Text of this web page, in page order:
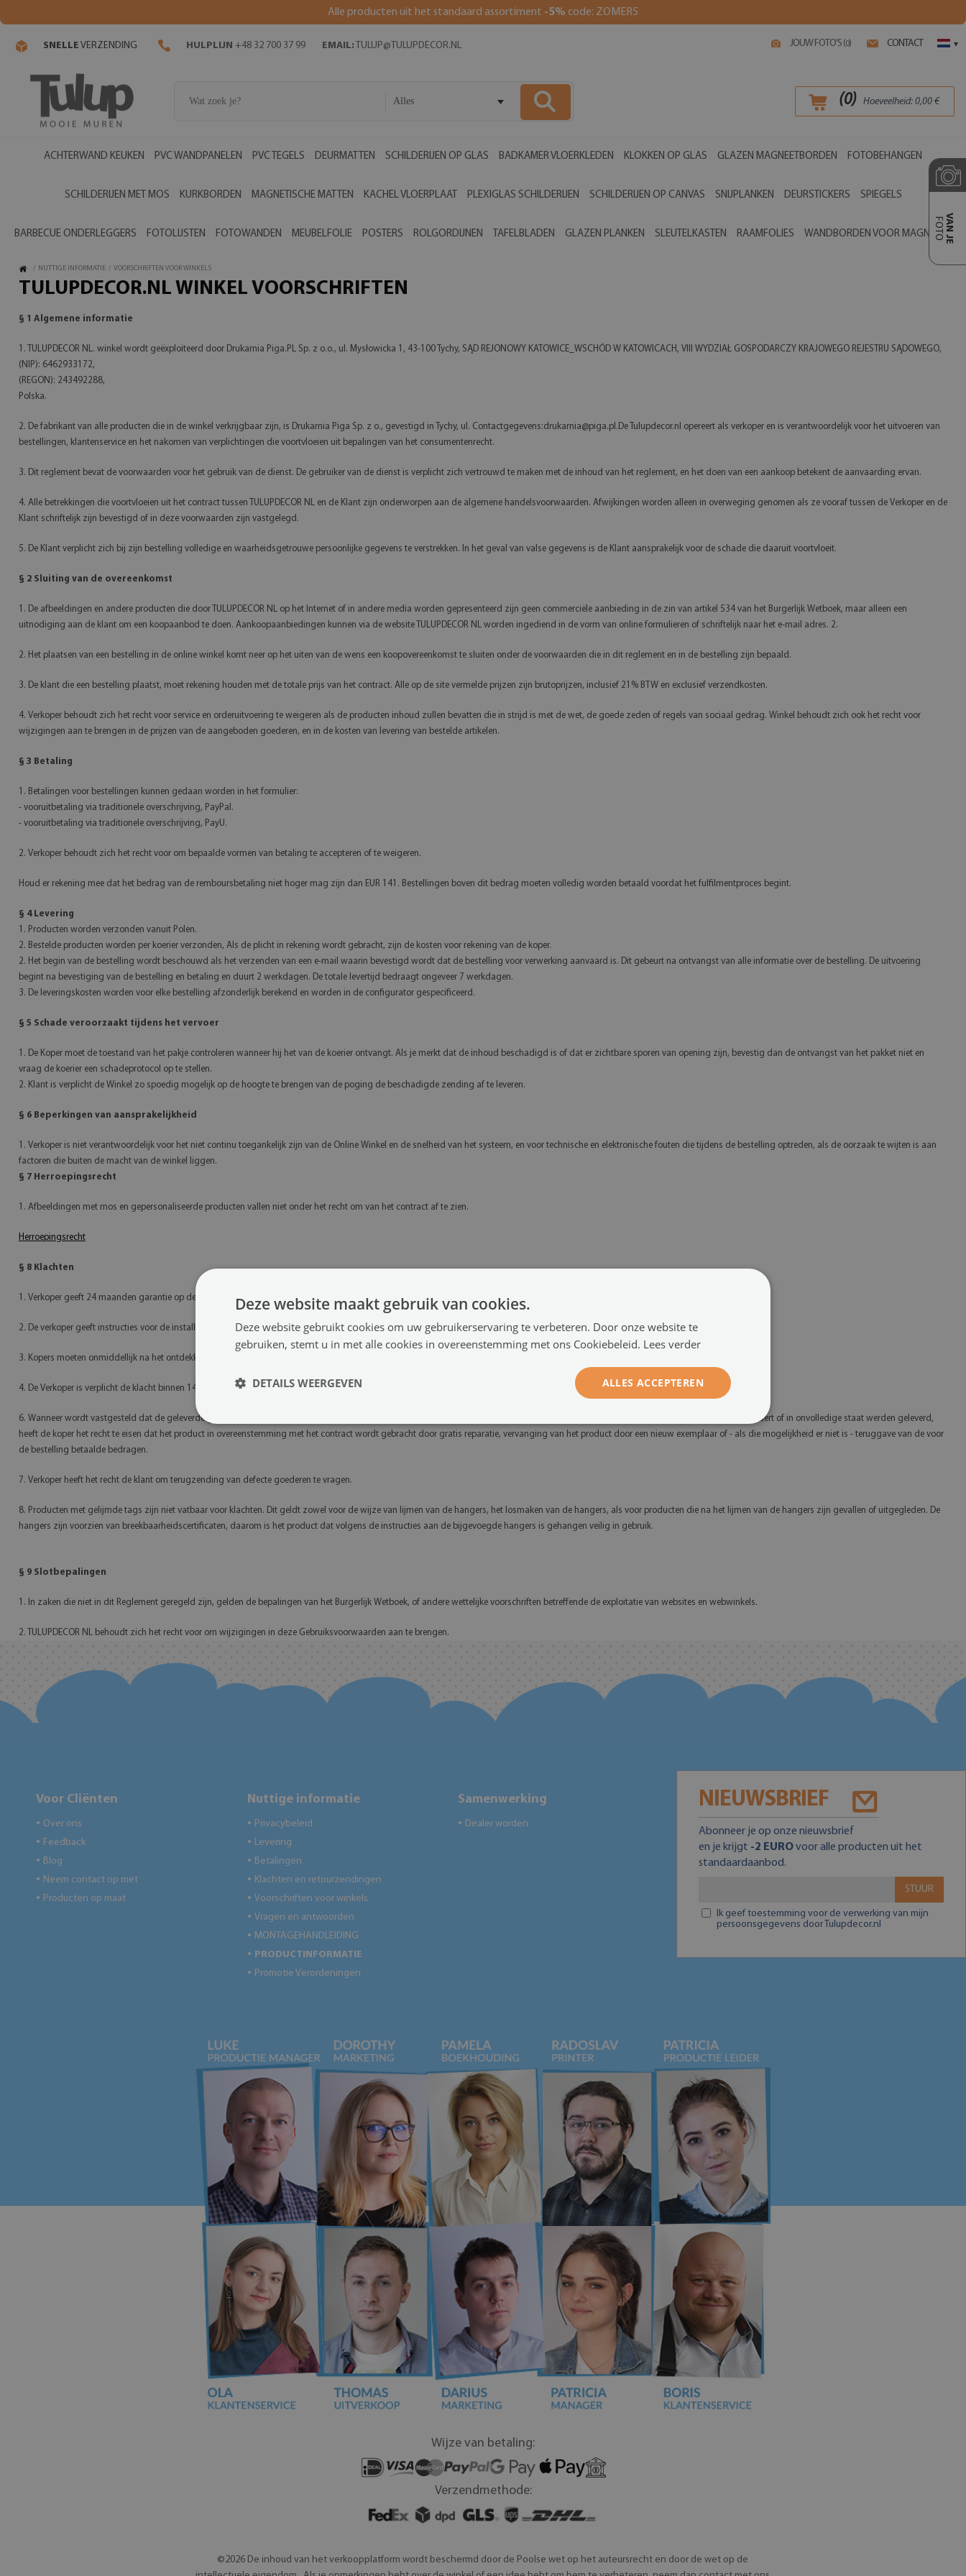
Alle producten uit het standaard assortiment -5% code: ZOMER5
JOUW FOTO'S (0) CONTACT ▾
SNELLE VERZENDING HULPLIJN +48 32 700 37 99 EMAIL: TULUP@TULUPDECOR.NL
Alles (0) Hoeveelheid: 0,00 €
ACHTERWAND KEUKEN PVC WANDPANELEN PVC TEGELS DEURMATTEN SCHILDERIJEN OP GLAS BADKAMER VLOERKLEDEN KLOKKEN OP GLAS GLAZEN MAGNEETBORDEN FOTOBEHANGEN
SCHILDERIJEN MET MOS KURKBORDEN MAGNETISCHE MATTEN KACHEL VLOERPLAAT PLEXIGLAS SCHILDERIJEN SCHILDERIJEN OP CANVAS SNIJPLANKEN DEURSTICKERS SPIEGELS
BARBECUE ONDERLEGGERS FOTOLIJSTEN FOTOWANDEN MEUBELFOLIE POSTERS ROLGORDIJNEN TAFELBLADEN GLAZEN PLANKEN SLEUTELKASTEN RAAMFOLIES WANDBORDEN VOOR MAGNETEN
VAN JE
FOTO
/ NUTTIGE INFORMATIE / VOORSCHRIFTEN VOOR WINKELS
TULUPDECOR.NL WINKEL VOORSCHRIFTEN
§ 1 Algemene informatie
1. TULUPDECOR NL. winkel wordt geëxploiteerd door Drukarnia Piga.PL Sp. z o.o., ul. Mysłowicka 1, 43-100 Tychy, SĄD REJONOWY KATOWICE_WSCHÓD W KATOWICACH, VIII WYDZIAŁ GOSPODARCZY KRAJOWEGO REJESTRU SĄDOWEGO,
(NIP): 6462933172,
(REGON): 243492288,
Polska.
2. De fabrikant van alle producten die in de winkel verkrijgbaar zijn, is Drukarnia Piga Sp. z o., gevestigd in Tychy, ul. Contactgegevens:drukarnia@piga.pl.De Tulupdecor.nl opereert als verkoper en is verantwoordelijk voor het uitvoeren van
bestellingen, klantenservice en het nakomen van verplichtingen die voortvloeien uit bepalingen van het consumentenrecht.
3. Dit reglement bevat de voorwaarden voor het gebruik van de dienst. De gebruiker van de dienst is verplicht zich vertrouwd te maken met de inhoud van het reglement, en het doen van een aankoop betekent de aanvaarding ervan.
4. Alle betrekkingen die voortvloeien uit het contract tussen TULUPDECOR NL en de Klant zijn onderworpen aan de algemene handelsvoorwaarden. Afwijkingen worden alleen in overweging genomen als ze vooraf tussen de Verkoper en de
Klant schriftelijk zijn bevestigd of in deze voorwaarden zijn vastgelegd.
5. De Klant verplicht zich bij zijn bestelling volledige en waarheidsgetrouwe persoonlijke gegevens te verstrekken. In het geval van valse gegevens is de Klant aansprakelijk voor de schade die daaruit voortvloeit.
§ 2 Sluiting van de overeenkomst
1. De afbeeldingen en andere producten die door TULUPDECOR NL op het Internet of in andere media worden gepresenteerd zijn geen commerciële aanbieding in de zin van artikel 534 van het Burgerlijk Wetboek, maar alleen een
uitnodiging aan de klant om een koopaanbod te doen. Aankoopaanbiedingen kunnen via de website TULUPDECOR NL worden ingediend in de vorm van online formulieren of schriftelijk naar het e-mail adres. 2.
2. Het plaatsen van een bestelling in de online winkel komt neer op het uiten van de wens een koopovereenkomst te sluiten onder de voorwaarden die in dit reglement en in de bestelling zijn bepaald.
3. De klant die een bestelling plaatst, moet rekening houden met de totale prijs van het contract. Alle op de site vermelde prijzen zijn brutoprijzen, inclusief 21% BTW en exclusief verzendkosten.
4. Verkoper behoudt zich het recht voor service en orderuitvoering te weigeren als de producten inhoud zullen bevatten die in strijd is met de wet, de goede zeden of regels van sociaal gedrag. Winkel behoudt zich ook het recht voor
wijzigingen aan te brengen in de prijzen van de aangeboden goederen, en in de kosten van levering van bestelde artikelen.
§ 3 Betaling
1. Betalingen voor bestellingen kunnen gedaan worden in het formulier:
- vooruitbetaling via traditionele overschrijving, PayPal.
- vooruitbetaling via traditionele overschrijving, PayU.
2. Verkoper behoudt zich het recht voor om bepaalde vormen van betaling te accepteren of te weigeren.
Houd er rekening mee dat het bedrag van de remboursbetaling niet hoger mag zijn dan EUR 141. Bestellingen boven dit bedrag moeten volledig worden betaald voordat het fulfilmentproces begint.
§ 4 Levering
1. Producten worden verzonden vanuit Polen.
2. Bestelde producten worden per koerier verzonden, Als de plicht in rekening wordt gebracht, zijn de kosten voor rekening van de koper.
2. Het begin van de bestelling wordt beschouwd als het verzenden van een e-mail waarin bevestigd wordt dat de bestelling voor verwerking aanvaard is. Dit gebeurt na ontvangst van alle informatie over de bestelling. De uitvoering
begint na bevestiging van de bestelling en betaling en duurt 2 werkdagen. De totale levertijd bedraagt ongeveer 7 werkdagen.
3. De leveringskosten worden voor elke bestelling afzonderlijk berekend en worden in de configurator gespecificeerd.
§ 5 Schade veroorzaakt tijdens het vervoer
1. De Koper moet de toestand van het pakje controleren wanneer hij het van de koerier ontvangt. Als je merkt dat de inhoud beschadigd is of dat er zichtbare sporen van opening zijn, bevestig dan de ontvangst van het pakket niet en
vraag de koerier een schadeprotocol op te stellen.
2. Klant is verplicht de Winkel zo spoedig mogelijk op de hoogte te brengen van de poging de beschadigde zending af te leveren.
§ 6 Beperkingen van aansprakelijkheid
1. Verkoper is niet verantwoordelijk voor het niet continu toegankelijk zijn van de Online Winkel en de snelheid van het systeem, en voor technische en elektronische fouten die tijdens de bestelling optreden, als de oorzaak te wijten is aan
factoren die buiten de macht van de winkel liggen.
§ 7 Herroepingsrecht
1. Afbeeldingen met mos en gepersonaliseerde producten vallen niet onder het recht om van het contract af te zien.
Herroepingsrecht
§ 8 Klachten
1. Verkoper geeft 24 maanden garantie op de aangeboden producten. Deze termijn geldt vanaf de datum van aflevering van het product aan de klant.
2. De verkoper geeft instructies voor de installatie van het product.
3. Kopers moeten onmiddellijk na het ontdekken van het niet in overeenstemming zijn van de dienst met het contract een schriftelijke klacht indienen op het e-mail adres:
4. De Verkoper is verplicht de klacht binnen 14 dagen na indiening te behandelen.
6. Wanneer wordt vastgesteld dat de geleverde goederen niet in overeenstemming zijn met het contract, d.w.z. een gebrek vertonen dat de waarde of bruikbaarheid van de goederen vermindert of in onvolledige staat werden geleverd,
heeft de koper het recht te eisen dat het product in overeenstemming met het contract wordt gebracht door gratis reparatie, vervanging van het product door een nieuw exemplaar of - als die mogelijkheid er niet is - teruggave van de voor
de bestelling betaalde bedragen.
7. Verkoper heeft het recht de klant om terugzending van defecte goederen te vragen.
8. Producten met gelijmde tags zijn niet vatbaar voor klachten. Dit geldt zowel voor de wijze van lijmen van de hangers, het losmaken van de hangers, als voor producten die na het lijmen van de hangers zijn gevallen of uitgegleden. De
hangers zijn voorzien van breekbaarheidscertificaten, daarom is het product dat volgens de instructies aan de bijgevoegde hangers is gehangen veilig in gebruik.
§ 9 Slotbepalingen
1. In zaken die niet in dit Reglement geregeld zijn, gelden de bepalingen van het Burgerlijk Wetboek, of andere wettelijke voorschriften betreffende de exploitatie van websites en webwinkels.
2. TULUPDECOR NL behoudt zich het recht voor om wijzigingen in deze Gebruiksvoorwaarden aan te brengen.
Voor Cliënten
● Over ons
● Feedback
● Blog
● Neem contact op met
● Producten op maat
Nuttige informatie
● Privacybeleid
● Levering
● Betalingen
● Klachten en retourzendingen
● Voorschriften voor winkels
● Vragen en antwoorden
● MONTAGEHANDLEIDING
● PRODUCTINFORMATIE
● Promotie Verordeningen
Samenwerking
● Dealer worden
NIEUWSBRIEF
Abonneer je op onze nieuwsbrief
en je krijgt -2 EUROvoor alle producten uit het
standaardaanbod.
STUUR
Ik geef toestemming voor de verwerking van mijn
persoonsgegevens door Tulupdecor.nl
Wijze van betaling:
Verzendmethode:
©2026 De inhoud van het verkoopplatform wordt beschermd door de Poolse wet op het auteursrecht en door de wet op de
Deze website maakt gebruik van cookies.
Deze website gebruikt cookies om uw gebruikerservaring te verbeteren. Door onze website te
gebruiken, stemt u in met alle cookies in overeenstemming met ons Cookiebeleid. Lees verder
ALLES ACCEPTEREN
DETAILS WEERGEVEN